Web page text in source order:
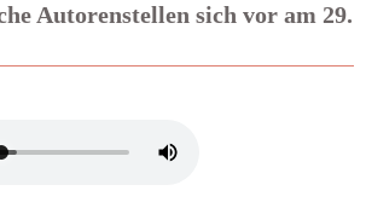
Autorenstellen sich vor am 29.